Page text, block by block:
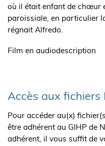
où il était enfant de chœur
paroissiale, en particulier
régnait Alfredo.
Film en audiodescription
Accès aux fichiers
Pour accéder au(x)
être adhérent au GIHP de
adhérent, il vous suffit de